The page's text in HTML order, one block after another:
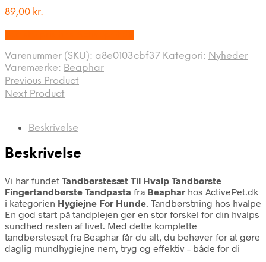
89,00 kr.
Varenummer (SKU): a8e0103cbf37 Kategori: Nyheder
Varemærke: Beaphar
Previous Product
Next Product
Beskrivelse
Beskrivelse
Vi har fundet Tandbørstesæt Til Hvalp Tandbørste
Fingertandbørste Tandpasta fra Beaphar hos ActivePet.dk
i kategorien Hygiejne For Hunde. Tandbørstning hos hvalpe
En god start på tandplejen gør en stor forskel for din hvalps
sundhed resten af livet. Med dette komplette
tandbørstesæt fra Beaphar får du alt, du behøver for at gøre
daglig mundhygiejne nem, tryg og effektiv – både for di